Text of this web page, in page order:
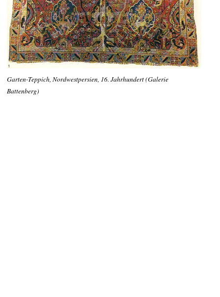
Garten-Teppich, Nordwestpersien, 16. Jahrhundert (Galerie
Battenberg)